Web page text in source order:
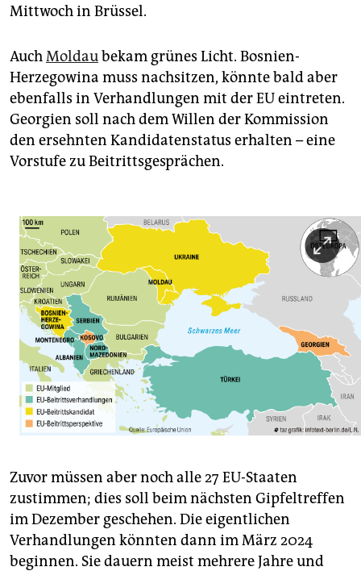
Mittwoch in Brüssel.
AuchMoldaubekam grünes Licht. Bosnien-
Herzegowina muss nachsitzen, könnte bald aber
ebenfalls in Verhandlungen mit der EU eintreten.
Georgien soll nach dem Willen der Kommission
den ersehnten Kandidatenstatus erhalten – eine
Vorstufe zu Beitrittsgesprächen.
Zuvor müssen aber noch alle 27 EU-Staaten
zustimmen; dies soll beim nächsten Gipfeltreffen
im Dezember geschehen. Die eigentlichen
Verhandlungen könnten dann im März 2024
beginnen. Sie dauern meist mehrere Jahre und